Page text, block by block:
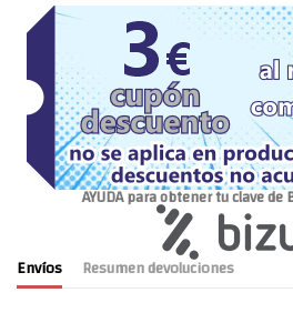
AYUDA para obtener tu clave
Envíos Resumen devoluciones